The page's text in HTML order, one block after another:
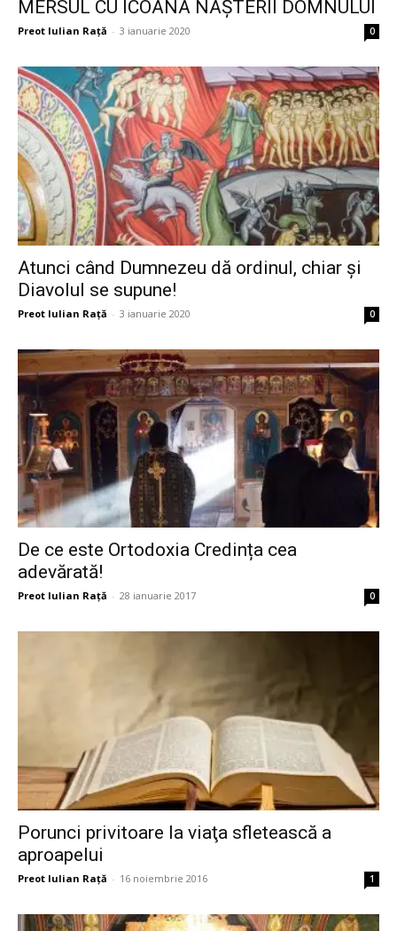
MERSUL CU ICOANA NAȘTERII DOMNULUI
Preot Iulian Raţă - 3 ianuarie 2020 0
Atunci când Dumnezeu dă ordinul, chiar și
Diavolul se supune!
Preot Iulian Raţă - 3 ianuarie 2020 0
De ce este Ortodoxia Credința cea
adevărată!
Preot Iulian Raţă - 28 ianuarie 2017 0
Porunci privitoare la viaţa sfletească a
aproapelui
Preot Iulian Raţă - 16 noiembrie 2016 1